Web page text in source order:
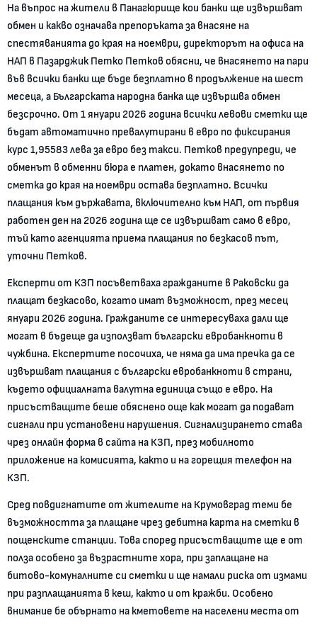
На въпрос на жители в Панагюрище кои банки ще извършват
обмен и какво означава препоръката за внасяне на
спестяванията до края на ноември, директорът на офиса на
НАП в Пазарджик Петко Петков обясни, че внасянето на пари
във всички банки ще бъде безплатно в продължение на шест
месеца, а Българската народна банка ще извършва обмен
безсрочно. От 1 януари 2026 година всички левови сметки ще
бъдат автоматично превалутирани в евро по фиксирания
курс 1,95583 лева за евро без такси. Петков предупреди, че
обменът в обменни бюра е платен, докато внасянето по
сметка до края на ноември остава безплатно. Всички
плащания към държавата, включително към НАП, от първия
работен ден на 2026 година ще се извършват само в евро,
тъй като агенцията приема плащания по безкасов път,
уточни Петков.
Експерти от КЗП посъветваха гражданите в Раковски да
плащат безкасово, когато имат възможност, през месец
януари 2026 година. Гражданите се интересуваха дали ще
могат в бъдеще да използват български евробанкноти в
чужбина. Експертите посочиха, че няма да има пречка да се
извършват плащания с български евробанкноти в страни,
където официалната валутна единица също е евро. На
присъстващите беше обяснено още как могат да подават
сигнали при установени нарушения. Сигнализирането става
чрез онлайн форма в сайта на КЗП, през мобилното
приложение на комисията, както и на горещия телефон на
КЗП.
Сред повдигнатите от жителите на Крумовград теми бе
възможността за плащане чрез дебитна карта на сметки в
пощенските станции. Това според присъстващите ще е от
полза особено за възрастните хора, при заплащане на
битово-комуналните си сметки и ще намали риска от измами
при разплащанията в кеш, както и от кражби. Особено
внимание бе обърнато на кметовете на населени места от